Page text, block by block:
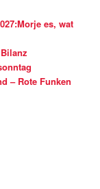
es, wat
– Rote Funken